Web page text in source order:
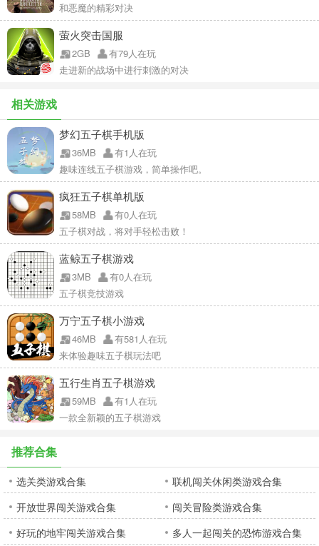
和恶魔的精彩对决
萤火突击国服
2GB
有79人在玩
走进新的战场中进行刺激的对决
相关游戏
梦幻五子棋手机版
36MB
有1人在玩
趣味连线五子棋游戏，简单操作吧。
疯狂五子棋单机版
58MB
有0人在玩
五子棋对战，将对手轻松击败！
蓝鲸五子棋游戏
3MB
有0人在玩
五子棋竞技游戏
万宁五子棋小游戏
46MB
有581人在玩
来体验趣味五子棋玩法吧
五行生肖五子棋游戏
59MB
有1人在玩
一款全新颖的五子棋游戏
推荐合集
选关类游戏合集
联机闯关休闲类游戏合集
开放世界闯关游戏合集
闯关冒险类游戏合集
好玩的地牢闯关游戏合集
多人一起闯关的恐怖游戏合集